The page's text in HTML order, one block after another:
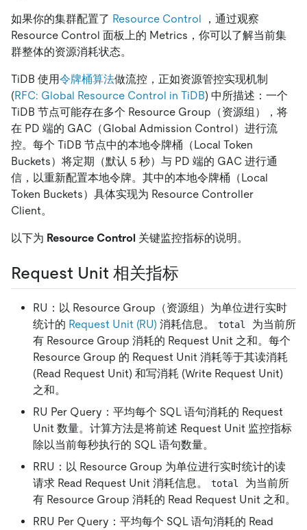
如果你的集群配置了 Resource Control ，通过观察
Resource Control 面板上的 Metrics，你可以了解当前集
群整体的资源消耗状态。
TiDB 使用令牌桶算法做流控，正如资源管控实现机制
(RFC: Global Resource Control in TiDB) 中所描述：一个
TiDB 节点可能存在多个 Resource Group（资源组），将
在 PD 端的 GAC（Global Admission Control）进行流
控。每个 TiDB 节点中的本地令牌桶（Local Token
Buckets）将定期（默认 5 秒）与 PD 端的 GAC 进行通
信，以重新配置本地令牌。其中的本地令牌桶（Local
Token Buckets）具体实现为 Resource Controller
Client。
以下为 Resource Control 关键监控指标的说明。
Request Unit 相关指标
RU：以 Resource Group（资源组）为单位进行实时
统计的 Request Unit (RU) 消耗信息。 total
为当前所
有 Resource Group 消耗的 Request Unit 之和。每个
Resource Group 的 Request Unit 消耗等于其读消耗
(Read Request Unit) 和写消耗 (Write Request Unit)
之和。
RU Per Query：平均每个 SQL 语句消耗的 Request
Unit 数量。计算方法是将前述 Request Unit 监控指标
除以当前每秒执行的 SQL 语句数量。
RRU：以 Resource Group 为单位进行实时统计的读
请求 Read Request Unit 消耗信息。
total
为当前所
有 Resource Group 消耗的 Read Request Unit 之和。
RRU Per Query：平均每个 SQL 语句消耗的 Read